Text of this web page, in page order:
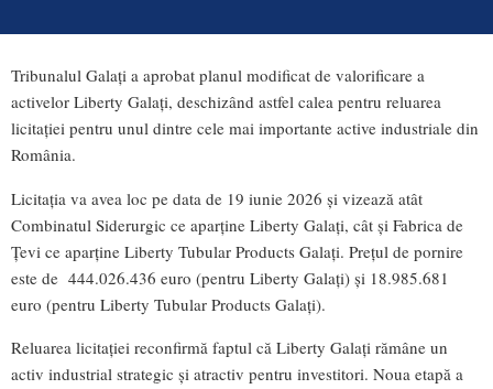
Tribunalul Galați a aprobat planul modificat de valorificare a
activelor Liberty Galați, deschizând astfel calea pentru reluarea
licitației pentru unul dintre cele mai importante active industriale din
România.
Licitația va avea loc pe data de 19 iunie 2026 și vizează atât
Combinatul Siderurgic ce aparține Liberty Galați, cât și Fabrica de
Țevi ce aparține Liberty Tubular Products Galați. Prețul de pornire
este de 444.026.436 euro (pentru Liberty Galați) și 18.985.681
euro (pentru Liberty Tubular Products Galați).
Reluarea licitației reconfirmă faptul că Liberty Galați rămâne un
activ industrial strategic și atractiv pentru investitori. Noua etapă a